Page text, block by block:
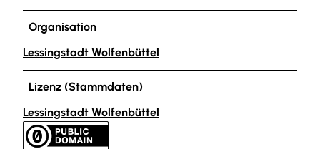
Organisation
Lessingstadt Wolfenbüttel
Lizenz (Stammdaten)
Lessingstadt Wolfenbüttel